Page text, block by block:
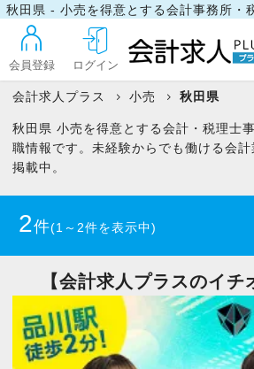
会員登録 ログイン
ログイン
マイリスト
お問い合わせ
会計求人プラス 小売 秋田県
秋田県 小売を得意とする会計・税理士
職情報です。未経験からでも働ける会
掲載中。
2件(1～2件を表示中)
【会計求人プラスのイチ